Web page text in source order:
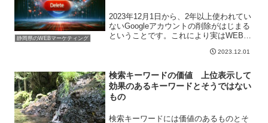
静岡県のWEBマーケティング
2023年12月1日から、2年以上使われてい
ないGoogleアカウントの削除がはじまる
ということです。これにより実はWEB界
いる業者もいるかと思います。それは
プロフィー...
2023.12.01
検索キーワードの価値 上位表示して
効果のあるキーワードとそうではない
もの
検索キーワードには価値のあるものとそ